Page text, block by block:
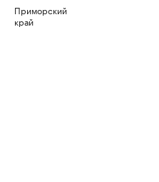
Приморский
край